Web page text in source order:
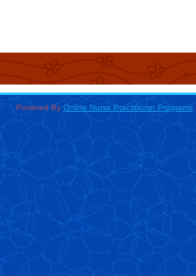
Powered By Online Nurse Practitioner Programs